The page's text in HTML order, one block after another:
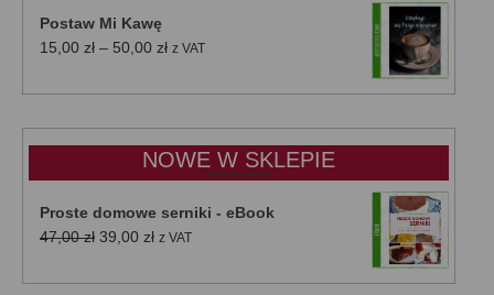
Postaw Mi Kawę
15,00 zł – 50,00 złZakres
od
do
50,00 zł
z VAT
NOWE W SKLEPIE
Proste domowe serniki - eBook
47,00zł Pierwotna
wynosiła:
39,00 złAktualna
wynosi:
z VAT